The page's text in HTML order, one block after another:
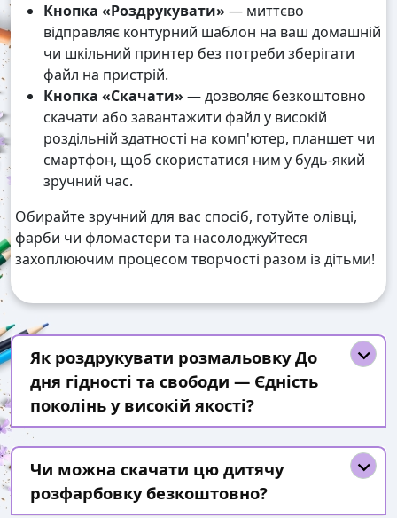
Кнопка «Роздрукувати» — миттєво
відправляє контурний шаблон на ваш домашній
чи шкільний принтер без потреби зберігати
файл на пристрій.
Кнопка «Скачати» — дозволяє безкоштовно
скачати або завантажити файл у високій
роздільній здатності на комп'ютер, планшет чи
смартфон, щоб скористатися ним у будь-який
зручний час.
Обирайте зручний для вас спосіб, готуйте олівці,
фарби чи фломастери та насолоджуйтеся
захоплюючим процесом творчості разом із дітьми!
Як роздрукувати розмальовку До
дня гідності та свободи — Єдність
поколінь у високій якості?
Чи можна скачати цю дитячу
розфарбовку безкоштовно?